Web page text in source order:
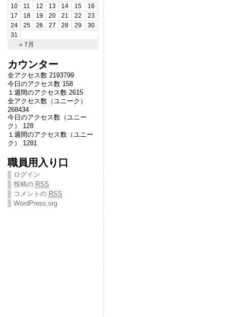
« 7月
10
11 12 13 14 15
16
17
18 19 20 21 22
23
24
25 26 27 28 29
30
31
カウンター
全アクセス数 2193799
今日のアクセス数 158
１週間のアクセス数 2615
全アクセス数（ユニーク）
268434
今日のアクセス数（ユニー
ク） 128
１週間のアクセス数（ユニー
ク） 1281
職員用入り口
ログイン
投稿の RSS
コメントの RSS
WordPress.org